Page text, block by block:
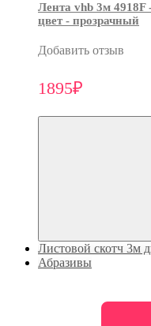
Лента vhb 3м 4918F
цвет - прозрачный
Добавить отзыв
1895₽
Листовой скотч 3м
Абразивы